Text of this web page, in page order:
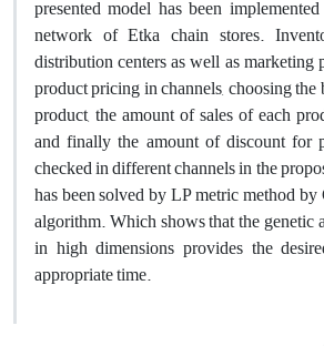
presented model has been
network of Etka chain stores.
distribution centers as well as marketing
product pricing in channels, choosing the
product, the amount of sales of each
and finally the amount of discount for
checked in different channels in the
has been solved by LP metric method
algorithm. Which shows that the
in high dimensions provides the
appropriate time.